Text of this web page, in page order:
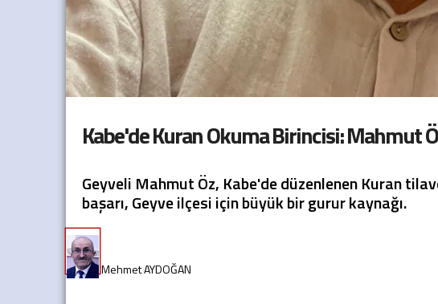
Kabe'de Kuran Okuma Birincisi: Mahmut
Geyveli Mahmut Öz, Kabe'de düzenlenen Kuran
başarı, Geyve ilçesi için büyük bir gurur kaynağı.